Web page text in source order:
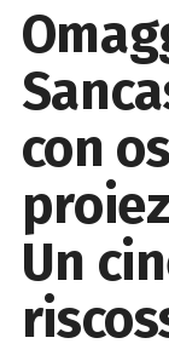
con
Un